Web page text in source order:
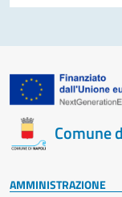
Comune
AMMINISTRAZIONE